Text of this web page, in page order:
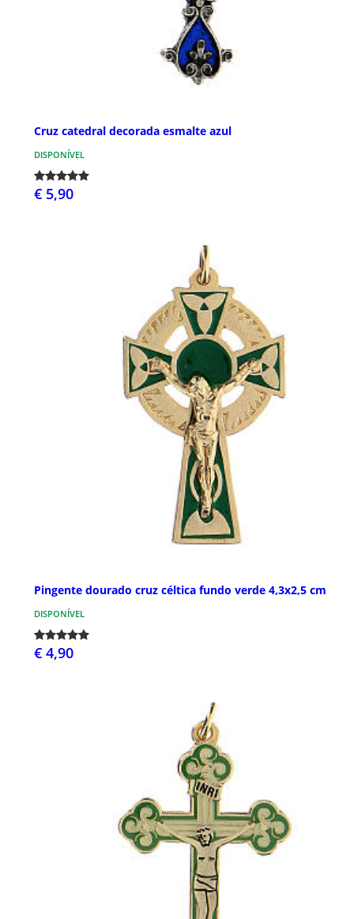
Cruz catedral decorada esmalte azul
DISPONÍVEL
€ 5,90
Pingente dourado cruz céltica fundo verde 4,3x2,5 cm
DISPONÍVEL
€ 4,90